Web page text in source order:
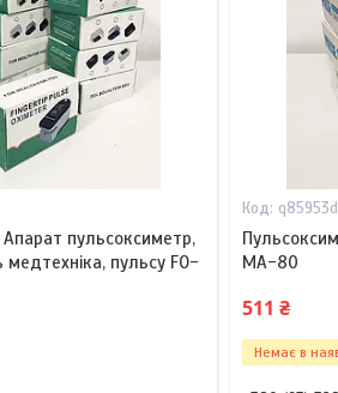
пульсоксиметр,
пульсу FO-
q85953d
MA-80
511 ₴
Немає в